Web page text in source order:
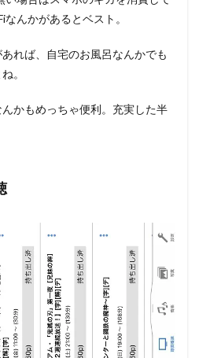
んかがあるとベスト。
れば、自宅のお風呂なんかでも
。
かもめっちゃ便利。充実した半